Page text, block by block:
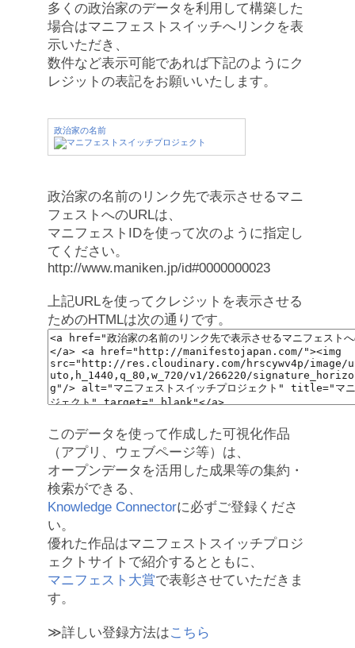
多くの政治家のデータを利用して構築した
場合はマニフェストスイッチへリンクを表
示いただき、
数件など表示可能であれば下記のようにク
レジットの表記をお願いいたします。
政治家の名前
政治家の名前のリンク先で表示させるマニ
フェストへのURLは、
マニフェストIDを使って次のように指定し
てください。
http://www.maniken.jp/id#0000000023
上記URLを使ってクレジットを表示させる
ためのHTMLは次の通りです。
このデータを使って作成した可視化作品
（アプリ、ウェブページ等）は、
オープンデータを活用した成果等の集約・
検索ができる、
Knowledge Connectorに必ずご登録くださ
い。
優れた作品はマニフェストスイッチプロジ
ェクトサイトで紹介するとともに、
マニフェスト大賞で表彰させていただきま
す。
≫詳しい登録方法はこちら